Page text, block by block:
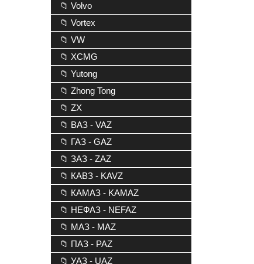
📁 Volvo
📁 Vortex
📁 VW
📁 XCMG
📁 Yutong
📁 Zhong Tong
📁 ZX
📁 ВАЗ - VAZ
📁 ГАЗ - GAZ
📁 ЗАЗ - ZAZ
📁 КАВЗ - KAVZ
📁 КАМАЗ - KAMAZ
📁 НЕФАЗ - NEFAZ
📁 МАЗ - MAZ
📁 ПАЗ - PAZ
📁 УАЗ - UAZ